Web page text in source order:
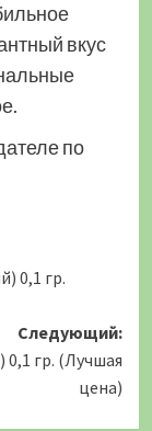
вкус
по
0,1 гр.
Следующий:
гр. (Лучшая
цена)